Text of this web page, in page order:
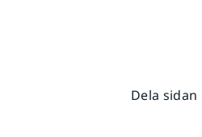
Dela sidan